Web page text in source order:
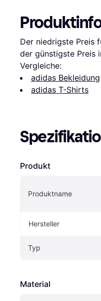
Der niedrigste Preis
der günstigste Preis
Vergleiche:
adidas Bekleidung
adidas T-Shirts
Produkt
Produktname
Hersteller
Typ
Material